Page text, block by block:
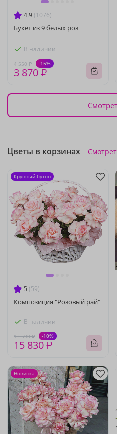
4.9 (1076)
Букет из 9 белых роз
В наличии
4 550 ₽ -15%
3 870 ₽
Цветы в корзинах
5 (59)
Композиция "Розовый рай"
В наличии
17 590 ₽ -10%
15 830 ₽
Крупный бутон
Новинка